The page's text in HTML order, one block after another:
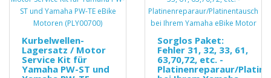
Kurbelwellen-
Lagersatz / Motor
Service Kit für
Yamaha PW-ST und
Sorglos Paket:
Fehler 31, 32, 33, 61,
63,70,72, etc. -
Platinenreparaur/